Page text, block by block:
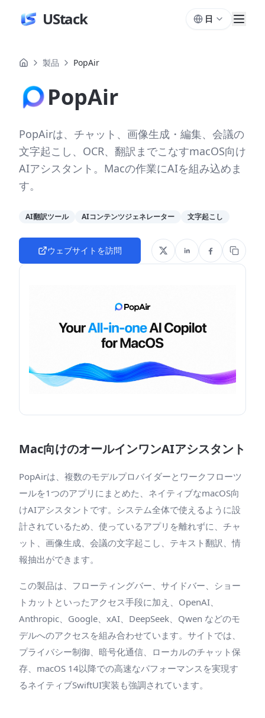
UStack 日
製品 PopAir
PopAir
PopAirは、チャット、画像生成・編集、会議の
文字起こし、OCR、翻訳までこなすmacOS向け
AIアシスタント。Macの作業にAIを組み込めま
す。
AI翻訳ツール AIコンテンツジェネレーター 文字起こし
ウェブサイトを訪問
Mac向けのオールインワンAIアシスタント
PopAirは、複数のモデルプロバイダーとワークフローツ
ールを1つのアプリにまとめた、ネイティブなmacOS向
けAIアシスタントです。システム全体で使えるように設
計されているため、使っているアプリを離れずに、チャ
ット、画像生成、会議の文字起こし、テキスト翻訳、情
報抽出ができます。
この製品は、フローティングバー、サイドバー、ショー
トカットといったアクセス手段に加え、OpenAI、
Anthropic、Google、xAI、DeepSeek、Qwen などのモ
デルへのアクセスを組み合わせています。サイトでは、
プライバシー制御、暗号化通信、ローカルのチャット保
存、macOS 14以降での高速なパフォーマンスを実現す
るネイティブSwiftUI実装も強調されています。